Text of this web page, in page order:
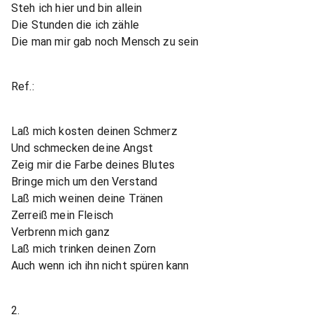
Steh ich hier und bin allein
Die Stunden die ich zähle
Die man mir gab noch Mensch zu sein
Ref.:
Laß mich kosten deinen Schmerz
Und schmecken deine Angst
Zeig mir die Farbe deines Blutes
Bringe mich um den Verstand
Laß mich weinen deine Tränen
Zerreiß mein Fleisch
Verbrenn mich ganz
Laß mich trinken deinen Zorn
Auch wenn ich ihn nicht spüren kann
2.